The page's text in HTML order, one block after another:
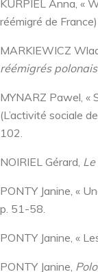
KURPIEL Anna, «
réémigré de France)
MARKIEWICZ
réémigrés
MYNARZ Pawel, «
(L’activité sociale
102.
NOIRIEL Gérard,
PONTY Janine, «
p. 51-58.
PONTY Janine, «
PONTY Janine,